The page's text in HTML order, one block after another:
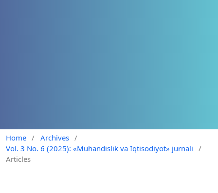
Home / Archives /
Vol. 3 No. 6 (2025): «Muhandislik va Iqtisodiyot» jurnali
/
Articles